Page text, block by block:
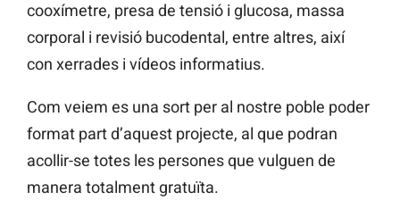
cooxímetre, presa de tensió i glucosa, massa
corporal i revisió bucodental, entre altres, així
con xerrades i vídeos informatius.
Com veiem es una sort per al nostre poble poder
format part d’aquest projecte, al que podran
acollir-se totes les persones que vulguen de
manera totalment gratuïta.